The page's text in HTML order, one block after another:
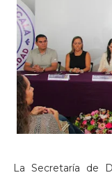
La Secretaría de